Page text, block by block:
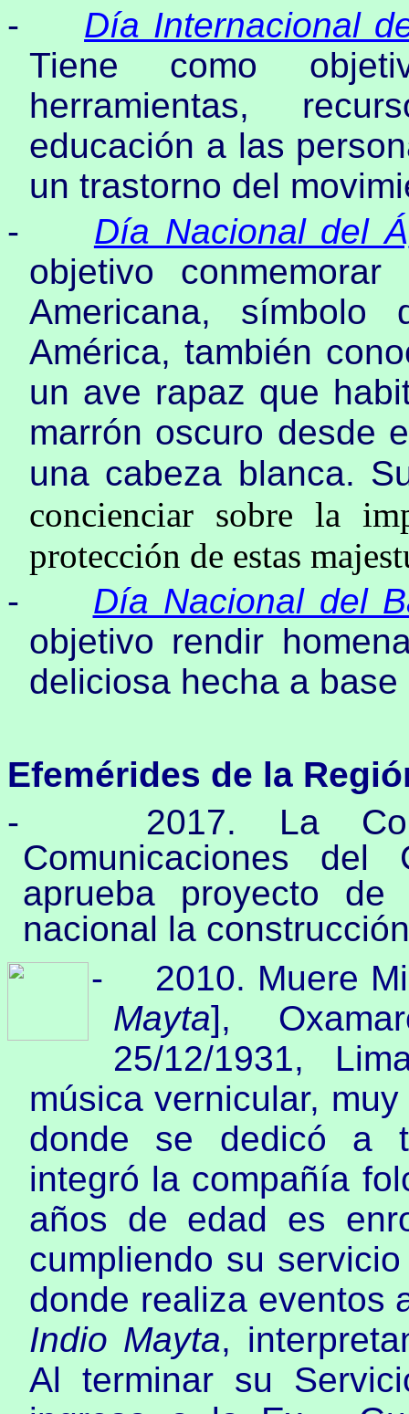
-
Día Internacional
Tiene como
herramientas,
educación a las
un trastorno del
-
Día Nacional del
objetivo
Americana,
América, también
un ave rapaz que
marrón oscuro desde
una cabeza blanca.
concienciar sobre la
protección de estas
-
Día Nacional del
objetivo rendir
deliciosa hecha a
Efemérides de la
- 2017. La
Comunicaciones
aprueba proyecto
nacional la
-
2010. Muere
Mayta],
25/12/1931,
música vernicular,
donde se dedicó a
integró la compañía
años de edad es
cumpliendo su
donde realiza eventos
Indio Mayta,
Al terminar su